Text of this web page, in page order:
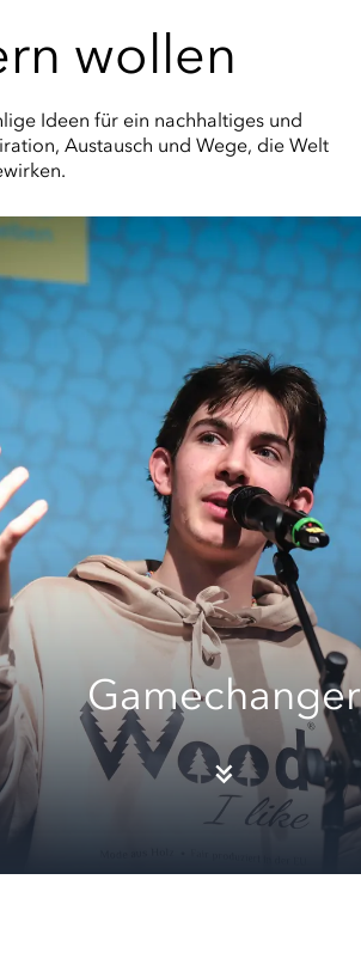
wollen
Ideen für ein nachhaltiges und
Austausch und Wege, die Welt
Gamechanger